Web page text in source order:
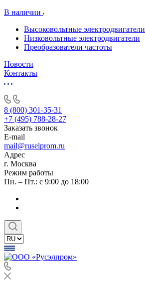
В наличии
Высоковольтные электродвигатели
Низковольтные электродвигатели
Преобразователи частоты
Новости
Контакты
8 (800) 301-35-31
+7 (495) 788-28-27
Заказать звонок
E-mail
mail@ruselprom.ru
Адрес
г. Москва
Режим работы
Пн. – Пт.: с 9:00 до 18:00